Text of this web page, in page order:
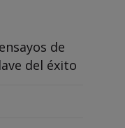
de
del éxito